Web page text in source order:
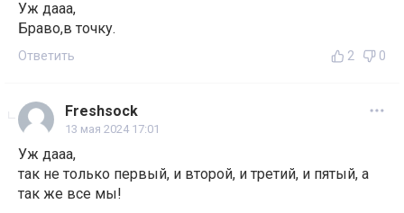
Уж дааа,
Браво,в точку.
Ответить 2 0
Freshsock
13 мая 2024 17:01
Уж дааа,
так не только первый, и второй, и третий, и пятый, а
так же все мы!